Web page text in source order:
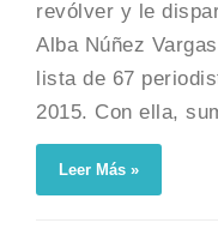
revólver y le
Alba Núñez
lista de 67
2015. Con ella,
Leer Más »